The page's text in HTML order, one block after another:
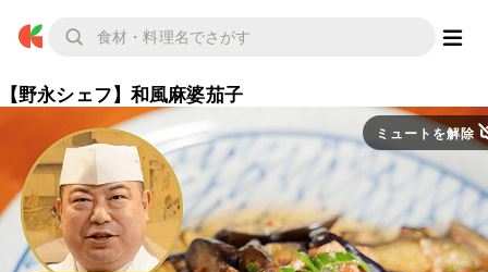
【野永シェフ】和風麻婆茄子
ミュートを解除